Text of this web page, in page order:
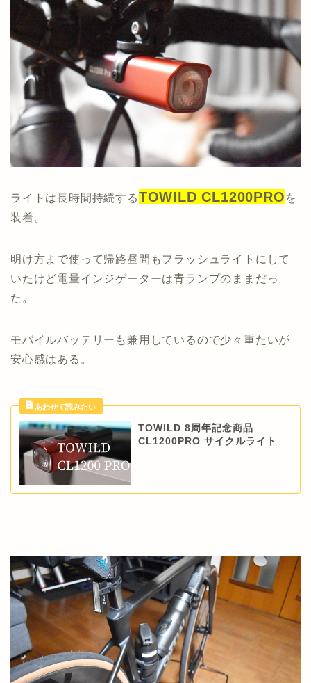
ライトは長時間持続するTOWILD CL1200PRO を
装着。
明け方まで使って帰路昼間もフラッシュライトにして
いたけど電量インジゲーターは青ランプのままだっ
た。
モバイルバッテリーも兼用しているので少々重たいが
安心感はある。
TOWILD 8周年記念商品
CL1200PRO サイクルライト